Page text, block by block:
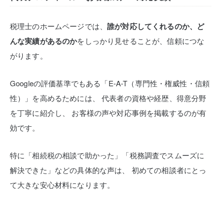
税理士のホームページでは、誰が対応してくれるのか、ど
んな実績があるのかをしっかり見せることが、信頼につな
がります。
Googleの評価基準でもある「E-A-T（専門性・権威性・信頼
性）」を高めるためには、
代表者の資格や経歴、得意分野
を丁寧に紹介し、
お客様の声や対応事例を掲載するのが有
効です。
特に「相続税の相談で助かった」「税務調査でスムーズに
解決できた」などの具体的な声は、
初めての相談者にとっ
て大きな安心材料になります。